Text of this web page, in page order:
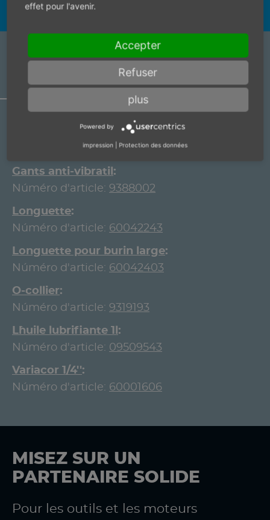
ARTICLE ACCESSORY
Gants anti-vibratil
Núméro d'article:9388004
Gants anti-vibratil
Núméro d'article: 9388002
Longuette
Núméro d'article: 60042243
Longuette pour burin large
Núméro d'article: 60042403
O-collier
Núméro d'article: 9319193
L`huile lubrifiante 1l
Núméro d'article: 09509543
Variacor 1/4''
Núméro d'article: 60001606
MISEZ SUR UN
PARTENAIRE SOLIDE
Pour les outils et les moteurs
effet pour l'avenir.
Accepter
Refuser
plus
Powered by
impression Protection des données